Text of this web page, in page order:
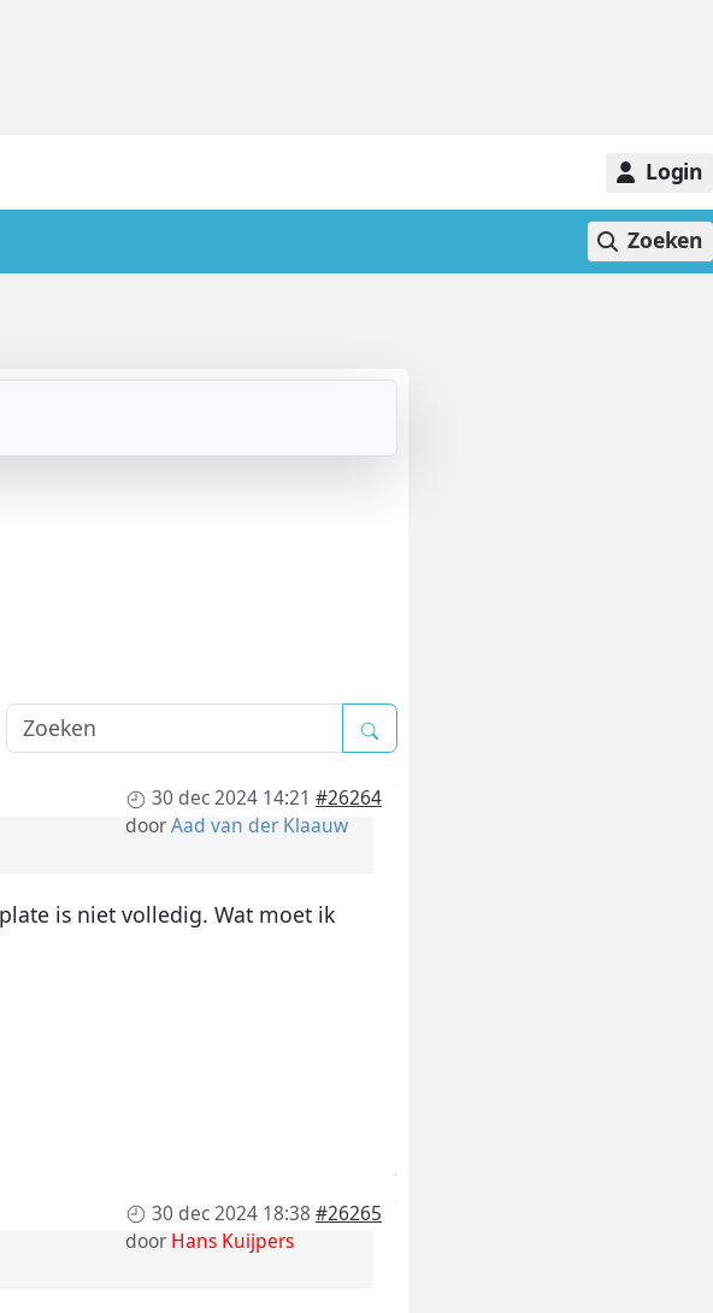
Login
Zoeken
30 dec 2024 14:21 #26264
doorAad van der Klaauw
is niet volledig. Wat moet ik
30 dec 2024 18:38 #26265
doorHans Kuijpers